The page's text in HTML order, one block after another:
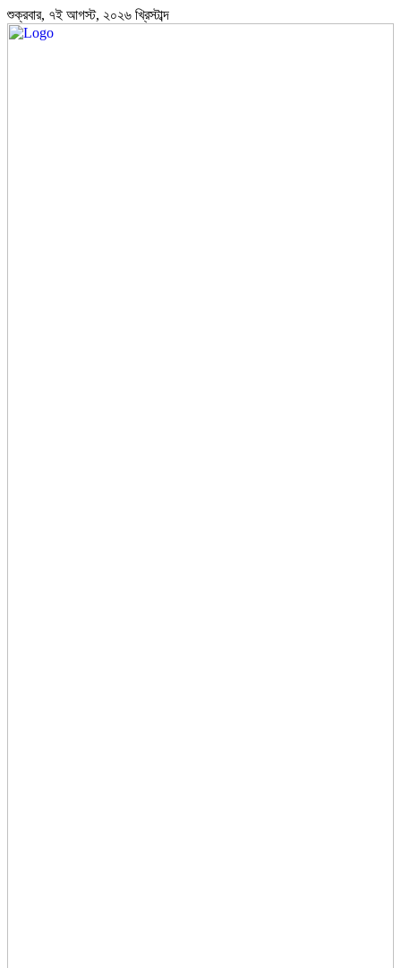
শুক্রবার, ৭ই আগস্ট, ২০২৬ খ্রিস্টাব্দ